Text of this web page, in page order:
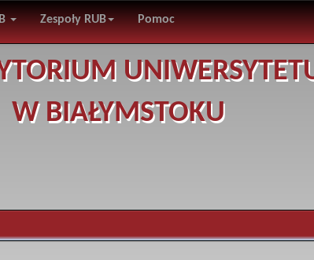
Zespoły RUB Pomoc
W BIAŁYMSTOKU